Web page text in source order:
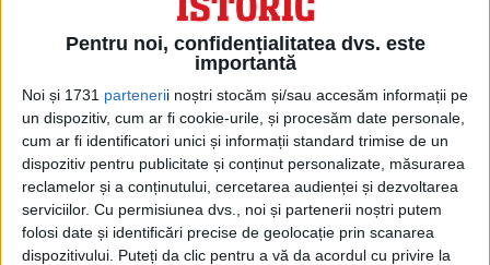
Pentru noi, confidențialitatea dvs. este
importantă
Noi și 1731 partenerii noștri stocăm și/sau accesăm informații pe
un dispozitiv, cum ar fi cookie-urile, și procesăm date personale,
cum ar fi identificatori unici și informații standard trimise de un
dispozitiv pentru publicitate și conținut personalizate, măsurarea
reclamelor și a conținutului, cercetarea audienței și dezvoltarea
serviciilor. Cu permisiunea dvs., noi și partenerii noștri putem
folosi date și identificări precise de geolocație prin scanarea
dispozitivului. Puteți da clic pentru a vă da acordul cu privire la